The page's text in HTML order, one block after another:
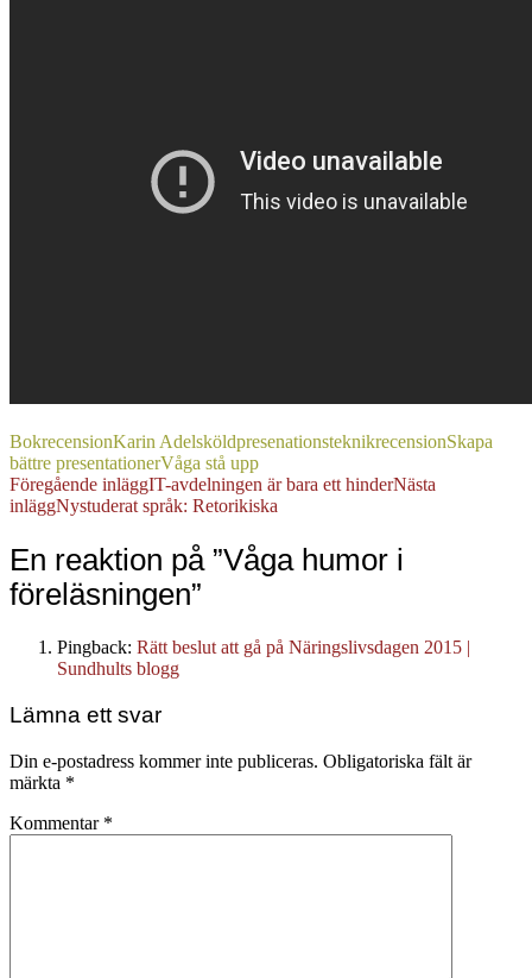
BokrecensionKarin AdelsköldpresenationsteknikrecensionSkapa
bättre presentationerVåga stå upp
Inläggsnavigering
Föregående inläggIT-avdelningen är bara ett hinderNästa
inläggNystuderat språk: Retorikiska
En reaktion på ”Våga humor i
föreläsningen”
Pingback: Rätt beslut att gå på Näringslivsdagen 2015 |
Sundhults blogg
Lämna ett svar
Din e-postadress kommer inte publiceras. Obligatoriska fält är
märkta *
Kommentar *